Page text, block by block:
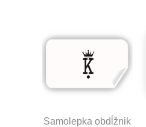
Samolepka obdĺžnik